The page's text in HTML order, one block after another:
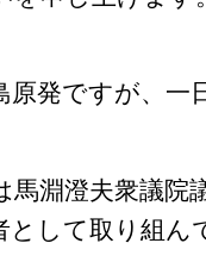
原発ですが、一
馬淵澄夫衆議院
として取り組ん